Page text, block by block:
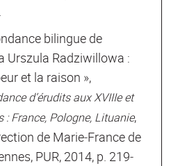
bilingue de
Urszula Radziwillowa :
et la raison »,
d’érudits aux XVIIIe et
: France, Pologne, Lituanie,
de Marie‐France de
PUR, 2014, p. 219‐